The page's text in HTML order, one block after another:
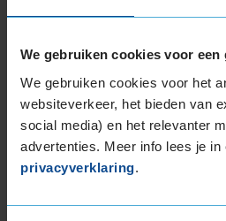
We gebruiken cookies voor een
We gebruiken cookies voor het
websiteverkeer, het bieden van
social media) en het relevanter
advertenties. Meer info lees je in
privacyverklaring.
Montage Veilig
Per band €
Montage
Balanceren
Ventiel of TPMS